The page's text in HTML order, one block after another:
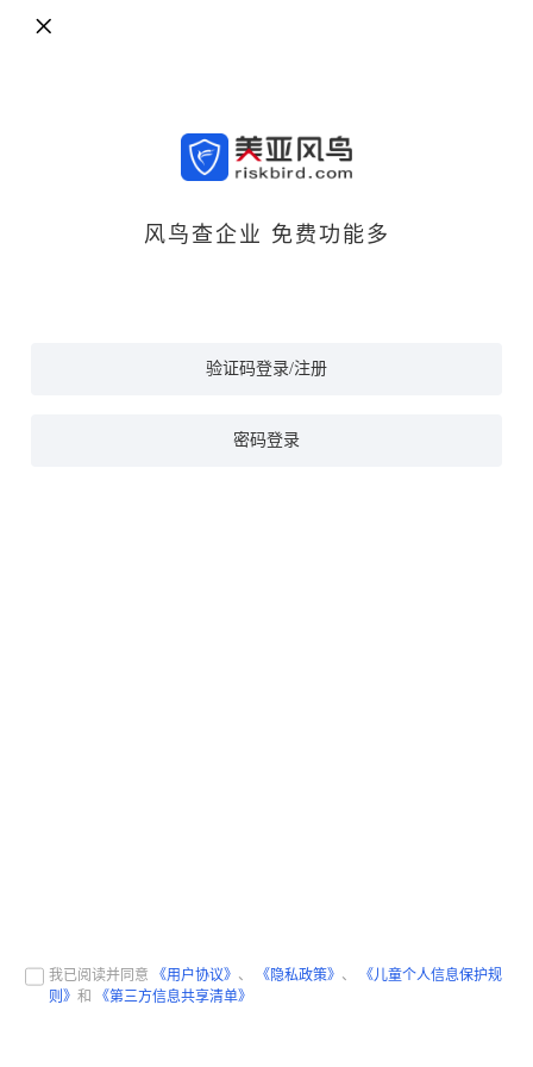
风鸟查企业 免费功能多
验证码登录/注册
密码登录
我已阅读并同意 《用户协议》 、 《隐私政策》 、
《儿童个人信息保护规
则》和 《第三方信息共享清单》